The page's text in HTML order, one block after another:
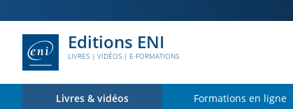
Editions ENI
LIVRES | VIDÉOS | E-FORMATIONS
Livres & vidéos Formations en ligne